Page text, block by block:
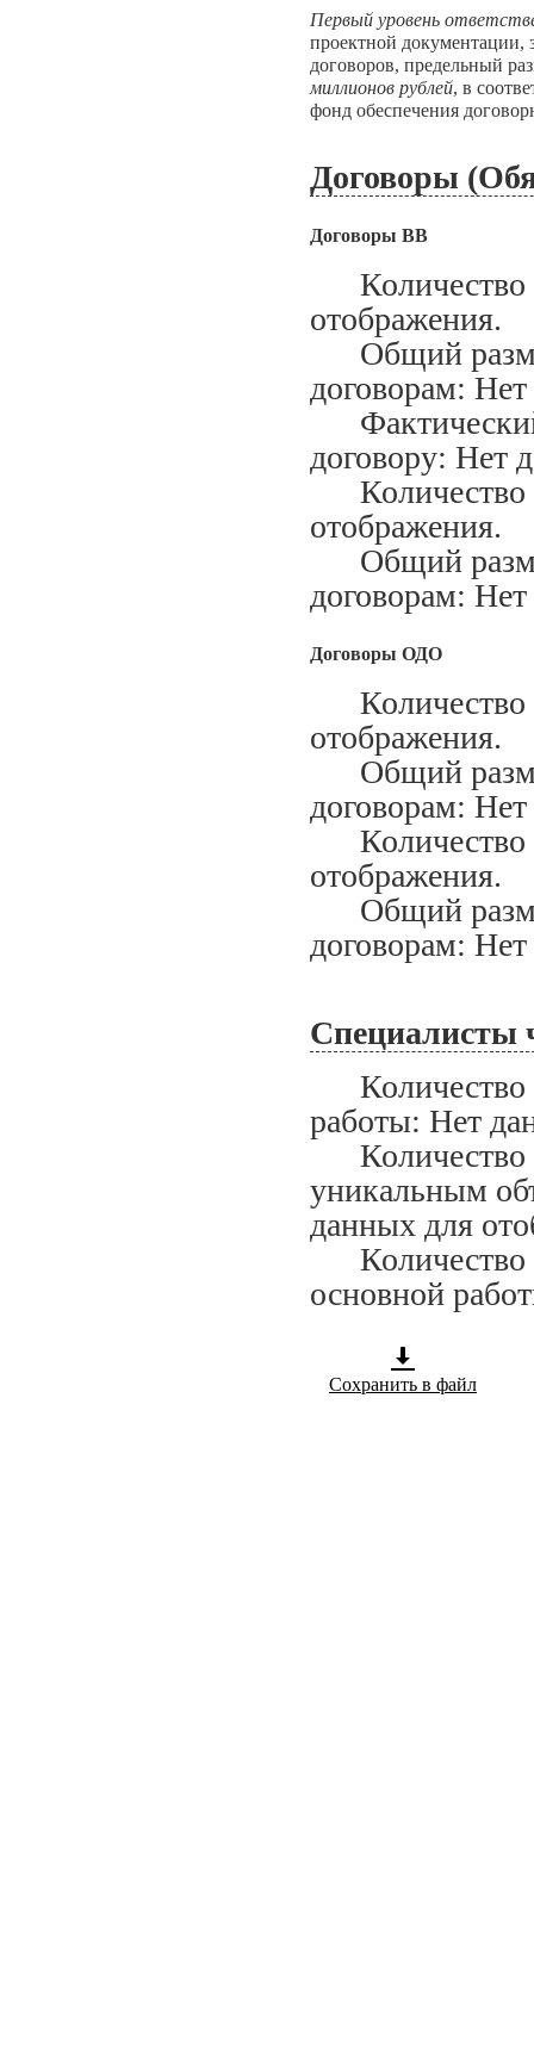
Первый уровень
проектной документации,
договоров, предельный
миллионов рублей, в
фонд обеспечения
Договоры
Договоры ВВ
Количество
отображения.
Общий
договорам:
Фактический
договору: Нет
Количество
отображения.
Общий
договорам:
Договоры ОДО
Количество
отображения.
Общий
договорам:
Количество
отображения.
Общий
договорам:
Специалисты
Количество
работы: Нет
Количество
уникальным
данных для
Количество
основной
Сохранить в файл